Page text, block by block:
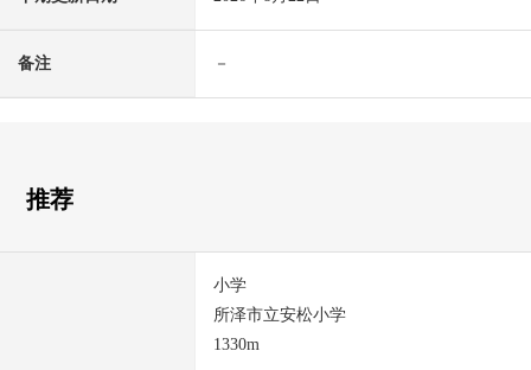
备注 －
推荐
小学
所泽市立安松小学
1330m